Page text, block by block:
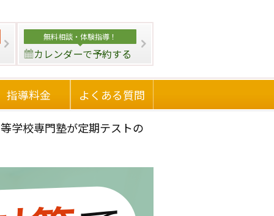
無料相談・ 体験指導！
カレンダーで予約する
指導料金 よくある質問
学校専門塾が定期テストの